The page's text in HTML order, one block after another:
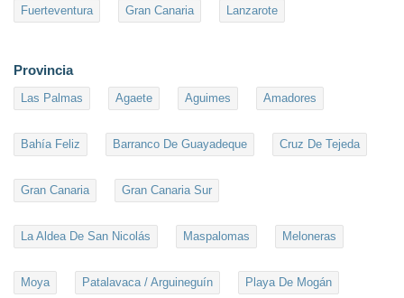
Fuerteventura Gran Canaria Lanzarote
Provincia
Las Palmas Agaete Aguimes Amadores
Bahía Feliz Barranco De Guayadeque Cruz De Tejeda
Gran Canaria Gran Canaria Sur
La Aldea De San Nicolás Maspalomas Meloneras
Moya Patalavaca / Arguineguín Playa De Mogán